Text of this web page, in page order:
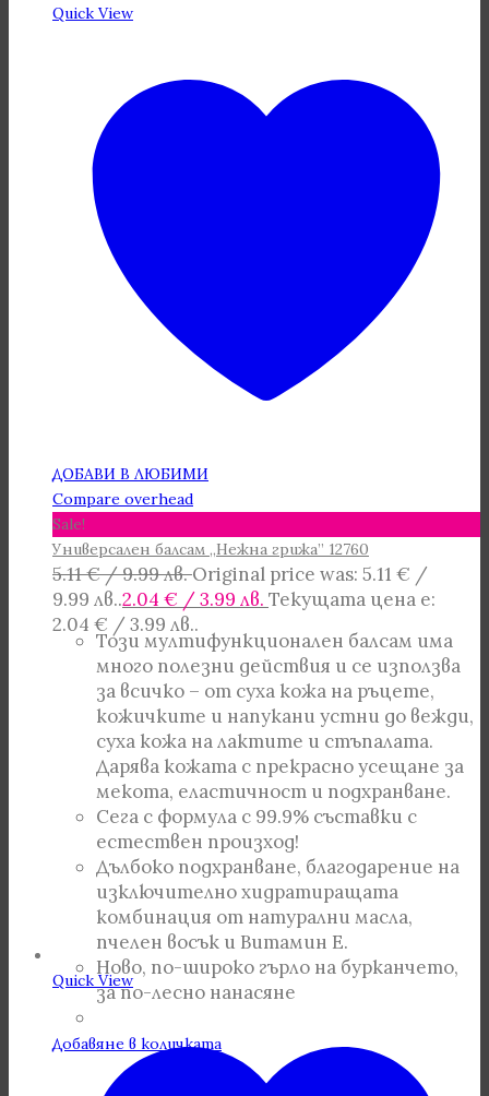
Quick View
ДОБАВИ В ЛЮБИМИ
Compare overhead
Sale!
Универсален балсам „Нежна грижа” 12760
5.11€/ 9.99 лв.Original price was: 5.11 € /
9.99 лв..2.04 € / 3.99 лв. Текущата цена е:
2.04 € / 3.99 лв..
Този мултифункционален балсам има
много полезни действия и се използва
за всичко – от суха кожа на ръцете,
кожичките и напукани устни до вежди,
суха кожа на лактите и стъпалата.
Дарява кожата с прекрасно усещане за
мекота, еластичност и подхранване.
Сега с формула с 99.9% съставки с
естествен произход!
Дълбоко подхранване, благодарение на
изключително хидратиращата
комбинация от натурални масла,
пчелен восък и Витамин Е.
Ново, по-широко гърло на бурканчето,
за по-лесно нанасяне
Добавяне в количката
Quick View